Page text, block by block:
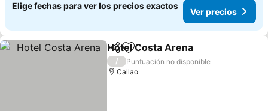
Elige fechas para ver los precios exactos
Ver precios
CompartirAgregar a favoritos
Hotel Costa Arena
/
Puntuación no disponible
Callao